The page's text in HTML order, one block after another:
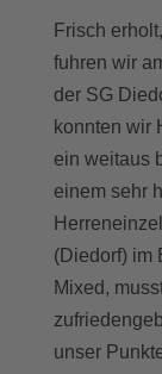
Frisch
fuhren wir
der SG
konnten wir
ein weitaus
einem sehr
(Diedorf) im
Mixed,
unser